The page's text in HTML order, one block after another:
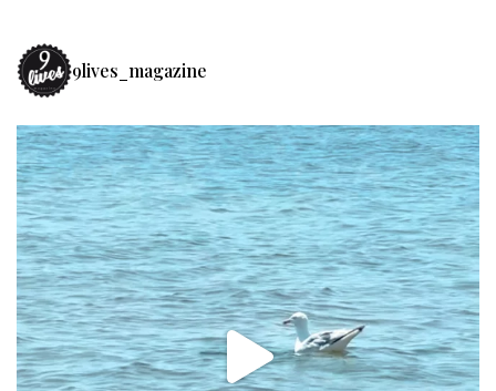
9lives_magazine